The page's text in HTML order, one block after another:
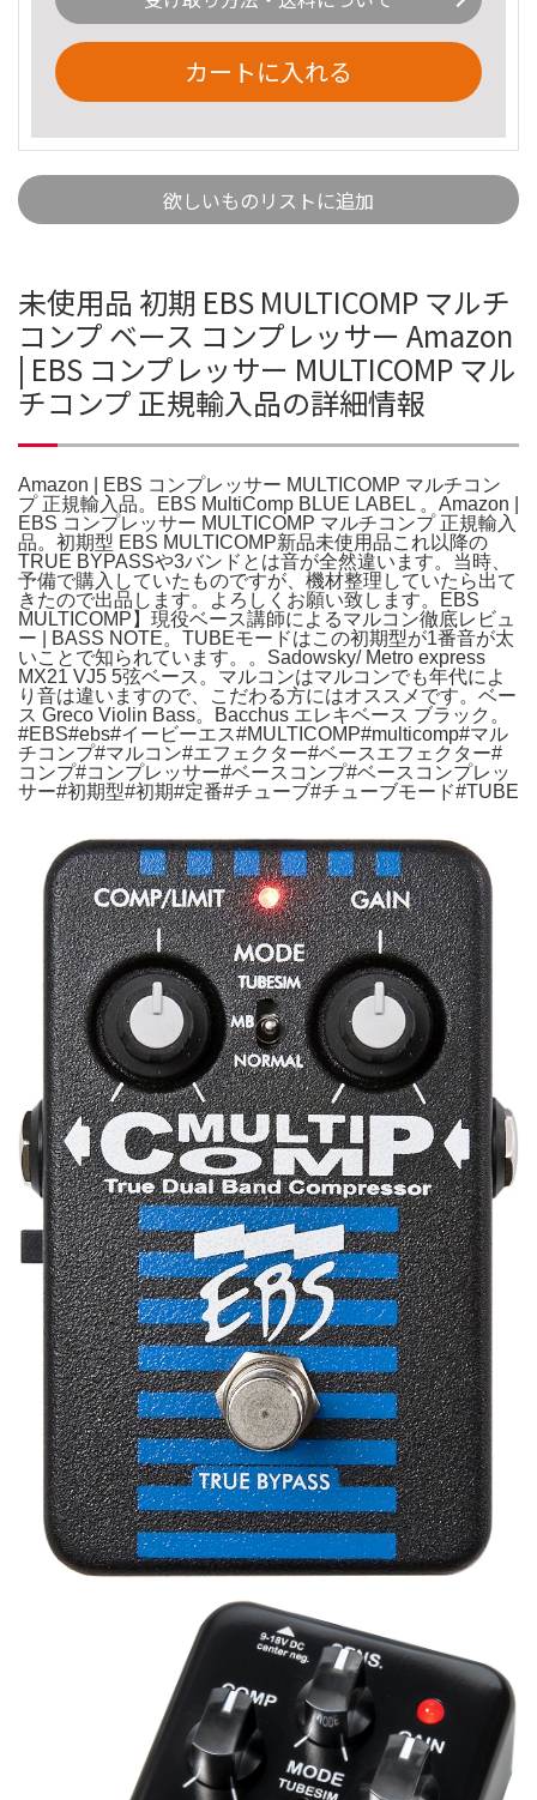
カートに入れる
欲しいものリストに追加
未使用品 初期 EBS MULTICOMP マルチ
コンプ ベース コンプレッサー Amazon
| EBS コンプレッサー MULTICOMP マル
チコンプ 正規輸入品の詳細情報
Amazon | EBS コンプレッサー MULTICOMP マルチコン
プ 正規輸入品。EBS MultiComp BLUE LABEL 。Amazon |
EBS コンプレッサー MULTICOMP マルチコンプ 正規輸入
品。初期型 EBS MULTICOMP新品未使用品これ以降の
TRUE BYPASSや3バンドとは音が全然違います。当時、
予備で購入していたものですが、機材整理していたら出て
きたので出品します。よろしくお願い致します。EBS
MULTICOMP】現役ベース講師によるマルコン徹底レビュ
ー | BASS NOTE。TUBEモードはこの初期型が1番音が太
いことで知られています。。Sadowsky/ Metro express
MX21 VJ5 5弦ベース。マルコンはマルコンでも年代によ
り音は違いますので、こだわる方にはオススメです。ベー
ス Greco Violin Bass。Bacchus エレキベース ブラック。
#EBS#ebs#イービーエス#MULTICOMP#multicomp#マル
チコンプ#マルコン#エフェクター#ベースエフェクター#
コンプ#コンプレッサー#ベースコンプ#ベースコンプレッ
サー#初期型#初期#定番#チューブ#チューブモード#TUBE